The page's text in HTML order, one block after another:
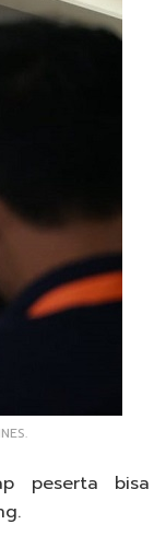
peserta bisa